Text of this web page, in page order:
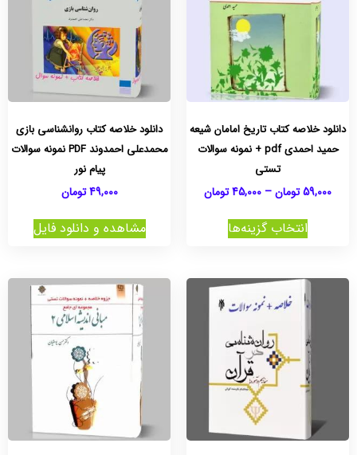
دانلود خلاصه کتاب تاریخ امامان شیعه
حمید احمدی pdf + نمونه سوالات
تستی
59,000تومان–
45,000تومان
انتخاب گزینه‌ها
دانلود خلاصه کتاب روانشناسی بازی
محمدعلی احمدوند PDF نمونه سوالات
پیام نور
49,000 تومان
مشاهده و دانلود فایل